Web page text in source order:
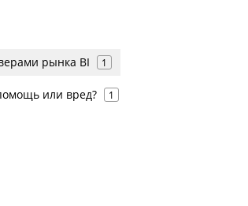
рынка BI 1
или вред? 1